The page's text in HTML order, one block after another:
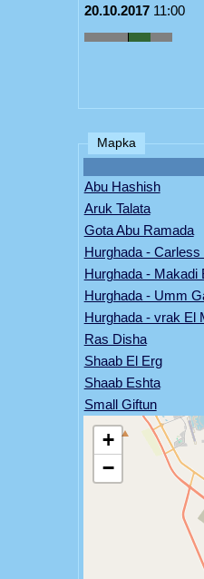
20.10.201711:00
Mapka
Abu Hashish
Aruk Talata
Gota Abu Ramada
Hurghada - Carless
Hurghada - Makadi
Hurghada - Umm
Hurghada - vrak El
Ras Disha
Shaab El Erg
Shaab Eshta
Small Giftun